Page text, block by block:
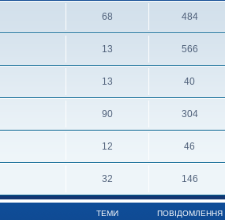
68 484
13 566
13 40
90 304
12 46
32 146
ТЕМИ ПОВІДОМЛЕННЯ